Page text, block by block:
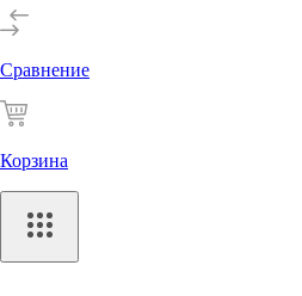
Сравнение
Корзина